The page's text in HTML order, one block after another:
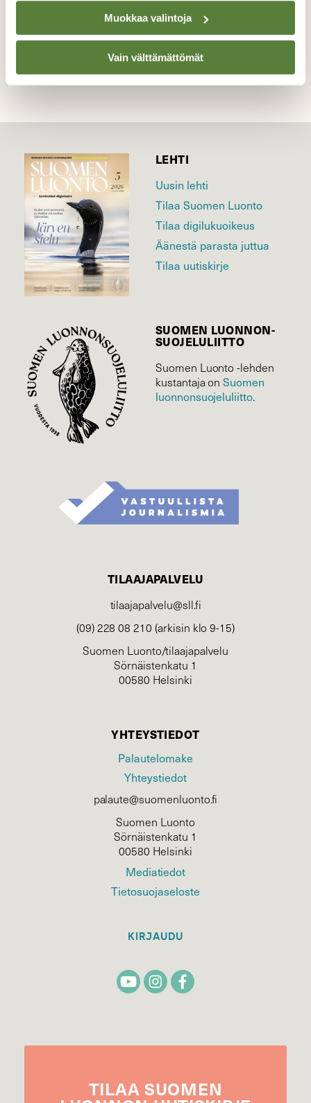
Muokkaa valintoja
Vain välttämättömät
LEHTI
Uusin lehti
Tilaa Suomen Luonto
Tilaa digilukuoikeus
Äänestä parasta juttua
Tilaa uutiskirje
SUOMEN LUONNON­
SUOJELU­LIITTO
Suomen Luonto -lehden
kustantaja onSuomen
luonnonsuojelu­liitto.
TILAAJAPALVELU
tilaajapalvelu@sll.fi
(09) 228 08 210 (arkisin klo 9-15)
Suomen Luonto/tilaajapalvelu
Sörnäistenkatu 1
00580 Helsinki
YHTEYSTIEDOT
Palautelomake
Yhteystiedot
palaute@suomenluonto.fi
Suomen Luonto
Sörnäistenkatu 1
00580 Helsinki
Mediatiedot
Tietosuojaseloste
KIRJAUDU
TILAA SUOMEN